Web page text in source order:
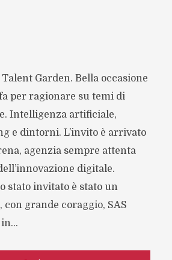
Garden. Bella occasione
per ragionare su temi di
Intelligenza artificiale,
e dintorni. L’invito è arrivato
agenzia sempre attenta
digitale.
stato invitato è stato un
con grande coraggio, SAS